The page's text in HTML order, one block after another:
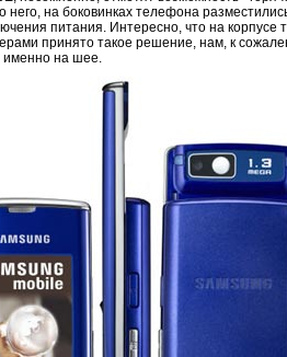
на боковинках телефона
питания. Интересно, что на
принято такое решение, нам, к
именно на шее.